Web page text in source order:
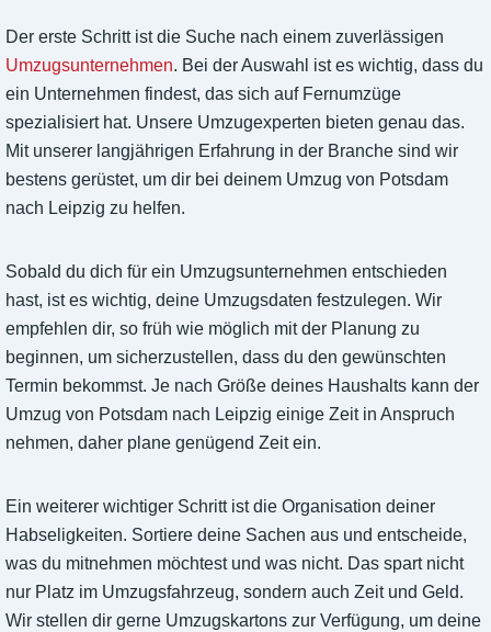
Der erste Schritt ist die Suche nach einem zuverlässigen
Umzugsunternehmen. Bei der Auswahl ist es wichtig, dass du
ein Unternehmen findest, das sich auf Fernumzüge
spezialisiert hat. Unsere Umzugexperten bieten genau das.
Mit unserer langjährigen Erfahrung in der Branche sind wir
bestens gerüstet, um dir bei deinem Umzug von Potsdam
nach Leipzig zu helfen.
Sobald du dich für ein Umzugsunternehmen entschieden
hast, ist es wichtig, deine Umzugsdaten festzulegen. Wir
empfehlen dir, so früh wie möglich mit der Planung zu
beginnen, um sicherzustellen, dass du den gewünschten
Termin bekommst. Je nach Größe deines Haushalts kann der
Umzug von Potsdam nach Leipzig einige Zeit in Anspruch
nehmen, daher plane genügend Zeit ein.
Ein weiterer wichtiger Schritt ist die Organisation deiner
Habseligkeiten. Sortiere deine Sachen aus und entscheide,
was du mitnehmen möchtest und was nicht. Das spart nicht
nur Platz im Umzugsfahrzeug, sondern auch Zeit und Geld.
Wir stellen dir gerne Umzugskartons zur Verfügung, um deine